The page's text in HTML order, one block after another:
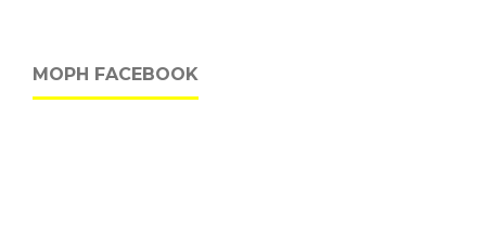
MOPH FACEBOOK